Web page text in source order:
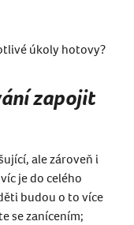
úkoly hotovy?
zapojit
ale zároveň i
je do celého
budou o to více
se zanícením;